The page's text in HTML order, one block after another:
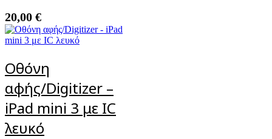
20,00 €
Οθόνη
αφής/Digitizer –
iPad mini 3 με IC
λευκό